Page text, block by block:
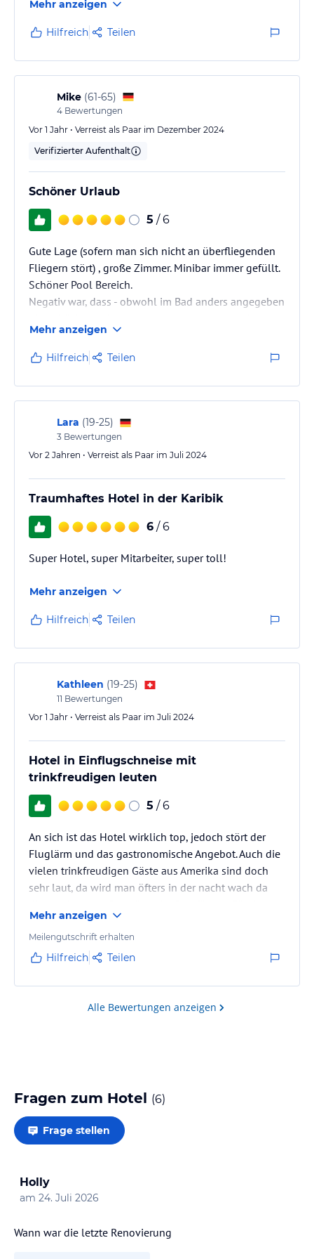
Lautstärke zu extrem.
Mehr anzeigen
Hilfreich Teilen
Mike (61-65)
4 Bewertungen
Vor 1 Jahr • Verreist als Paar im Dezember 2024
Verifizierter Aufenthalt
Schöner Urlaub
5 / 6
Gute Lage (sofern man sich nicht an überfliegenden
Fliegern stört) , große Zimmer. Minibar immer gefüllt.
Schöner Pool Bereich.
Negativ war, dass - obwohl im Bad anders angegeben
auch wenn sie zur Wiederverwendung aufgehängt
waren. Gegen Ende des Urlaubs wurden die
Handtücher nur entfernt aber keine neuen gebracht.
Auf die Bitte nach neuen Handtüchern hin wurde
gesagt diese würden gleich geliefert. Nach 45
Minuten waren keine da. Nachfrage an der Rezeption:
"Die Tücher…
Mehr anzeigen
Hilfreich Teilen
Lara (19-25)
3 Bewertungen
Vor 2 Jahren • Verreist als Paar im Juli 2024
Traumhaftes Hotel in der Karibik
6 / 6
Super Hotel, super Mitarbeiter, super toll!
Mehr anzeigen
Hilfreich Teilen
Kathleen (19-25)
11 Bewertungen
Vor 1 Jahr • Verreist als Paar im Juli 2024
Hotel in Einflugschneise mit
trinkfreudigen leuten
5 / 6
An sich ist das Hotel wirklich top, jedoch stört der
Fluglärm und das gastronomische Angebot. Auch die
vielen trinkfreudigen Gäste aus Amerika sind doch
sehr laut, da wird man öfters in der nacht wach da
Preis empfehle ich allen lieber nach negril oder och
Rios zu reisen.
Mehr anzeigen
Meilengutschrift erhalten
Hilfreich Teilen
Alle Bewertungen anzeigen
Fragen zum Hotel (6)
Frage stellen
Holly
am 24. Juli 2026
Wann war die letzte Renovierung